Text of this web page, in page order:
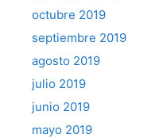
octubre 2019
septiembre 2019
agosto 2019
julio 2019
junio 2019
mayo 2019